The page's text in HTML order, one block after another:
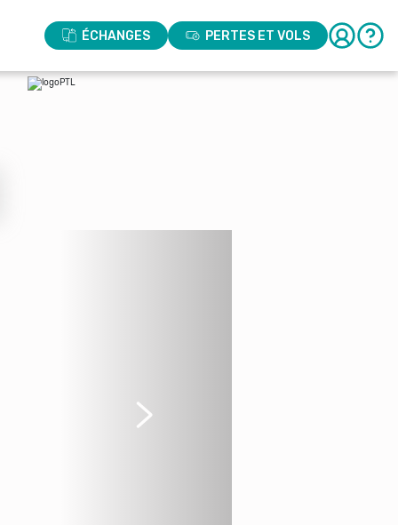
ÉCHANGES PERTES ET VOLS
Suivant